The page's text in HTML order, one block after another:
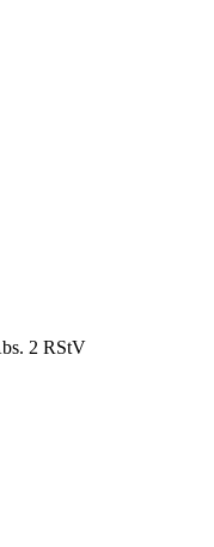
2 RStV